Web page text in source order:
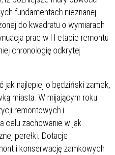
fundamentach nieznanej
do kwadratu o wymiarach
prac w II etapie remontu
chronologię odkrytej
jak najlepiej o będziński zamek,
miasta. W mijającym roku
remontowych i
celu zachowanie w jak
perełki. Dotacje
i konserwację zamkowych